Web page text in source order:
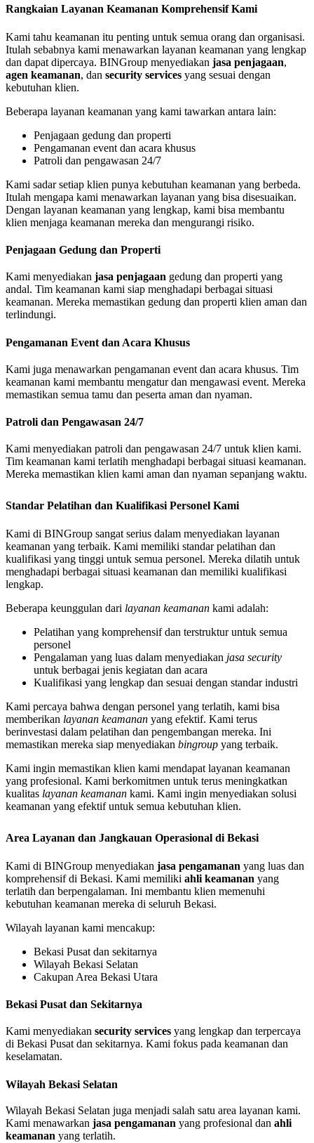
Rangkaian Layanan Keamanan Komprehensif Kami
Kami tahu keamanan itu penting untuk semua orang dan organisasi.
Itulah sebabnya kami menawarkan layanan keamanan yang lengkap
dan dapat dipercaya. BINGroup menyediakan jasa penjagaan,
agen keamanan, dan security services yang sesuai dengan
kebutuhan klien.
Beberapa layanan keamanan yang kami tawarkan antara lain:
Penjagaan gedung dan properti
Pengamanan event dan acara khusus
Patroli dan pengawasan 24/7
Kami sadar setiap klien punya kebutuhan keamanan yang berbeda.
Itulah mengapa kami menawarkan layanan yang bisa disesuaikan.
Dengan layanan keamanan yang lengkap, kami bisa membantu
klien menjaga keamanan mereka dan mengurangi risiko.
Penjagaan Gedung dan Properti
Kami menyediakan jasa penjagaan gedung dan properti yang
andal. Tim keamanan kami siap menghadapi berbagai situasi
keamanan. Mereka memastikan gedung dan properti klien aman dan
terlindungi.
Pengamanan Event dan Acara Khusus
Kami juga menawarkan pengamanan event dan acara khusus. Tim
keamanan kami membantu mengatur dan mengawasi event. Mereka
memastikan semua tamu dan peserta aman dan nyaman.
Patroli dan Pengawasan 24/7
Kami menyediakan patroli dan pengawasan 24/7 untuk klien kami.
Tim keamanan kami terlatih menghadapi berbagai situasi keamanan.
Mereka memastikan klien kami aman dan nyaman sepanjang waktu.
Standar Pelatihan dan Kualifikasi Personel Kami
Kami di BINGroup sangat serius dalam menyediakan layanan
keamanan yang terbaik. Kami memiliki standar pelatihan dan
kualifikasi yang tinggi untuk semua personel. Mereka dilatih untuk
menghadapi berbagai situasi keamanan dan memiliki kualifikasi
lengkap.
Beberapa keunggulan dari layanan keamanan kami adalah:
Pelatihan yang komprehensif dan terstruktur untuk semua
personel
Pengalaman yang luas dalam menyediakan jasa security
untuk berbagai jenis kegiatan dan acara
Kualifikasi yang lengkap dan sesuai dengan standar industri
Kami percaya bahwa dengan personel yang terlatih, kami bisa
memberikan layanan keamanan yang efektif. Kami terus
berinvestasi dalam pelatihan dan pengembangan mereka. Ini
memastikan mereka siap menyediakan bingroup yang terbaik.
Kami ingin memastikan klien kami mendapat layanan keamanan
yang profesional. Kami berkomitmen untuk terus meningkatkan
kualitas layanan keamanan kami. Kami ingin menyediakan solusi
keamanan yang efektif untuk semua kebutuhan klien.
Area Layanan dan Jangkauan Operasional di Bekasi
Kami di BINGroup menyediakan jasa pengamanan yang luas dan
komprehensif di Bekasi. Kami memiliki ahli keamanan yang
terlatih dan berpengalaman. Ini membantu klien memenuhi
kebutuhan keamanan mereka di seluruh Bekasi.
Wilayah layanan kami mencakup:
Bekasi Pusat dan sekitarnya
Wilayah Bekasi Selatan
Cakupan Area Bekasi Utara
Bekasi Pusat dan Sekitarnya
Kami menyediakan security services yang lengkap dan terpercaya
di Bekasi Pusat dan sekitarnya. Kami fokus pada keamanan dan
keselamatan.
Wilayah Bekasi Selatan
Wilayah Bekasi Selatan juga menjadi salah satu area layanan kami.
Kami menawarkan jasa pengamanan yang profesional dan ahli
keamanan yang terlatih.